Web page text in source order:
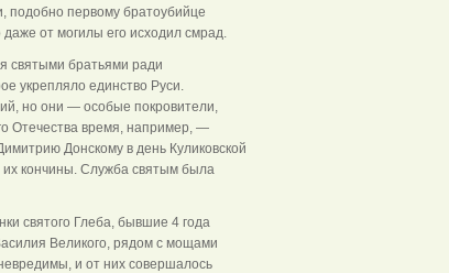
подобно первому братоубийце
от могилы его исходил смрад.
святыми братьями ради
укрепляло единство Руси.
но они — особые покровители,
Отечества время, например, —
Донскому в день Куликовской
их кончины. Служба святым была
святого Глеба, бывшие 4 года
Великого, рядом с мощами
и от них совершалось